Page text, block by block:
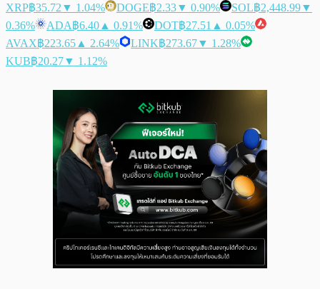
XRP฿35.72 ▼ 1.04% DOGE฿2.33▼ 0.90% SOL฿2,448.99▼
0.36%
ADA฿6.40 ▲ 0.91% DOT฿27.51 ▲ 0.05%
AVAX฿223.65 ▲ 2.64% LINK฿273.67▼ 1.28%
KUB฿20.27▼ 1.12%